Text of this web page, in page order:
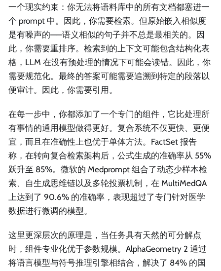
一个现实约束：你无法将语料库中的所有文档都塞进一
个 prompt 中。因此，你需要检索。但原始嵌入相似度
是有噪声的——语义相似的句子并不总是最相关的。因
此，你需要重排序。检索到的上下文可能包含结构化表
格，LLM 在没有预处理的情况下可能会读错。因此，你
需要规范化。最终的答案可能需要追溯到特定的段落以
便审计。因此，你需要引用。
在每一步中，你都添加了一个专门的组件，它比处理所
有事情的通用模型做得更好。复合系统不仅更快、更便
宜，而且在准确性上也优于单体方法。FactSet 报告
称，在转向复合检索架构后，公式生成的准确率从 55%
跃升至 85%。微软的 Medprompt 组合了动态少样本检
索、自生成思维链以及多轮投票机制，在 MultiMedQA
上达到了 90.6% 的准确率，表现超过了专门针对医学
数据进行微调的模型。
这里更深层次的原理是，当任务具有天然的可分解点
时，组件专业化优于参数规模。AlphaGeometry 2 通过
将语言模型与符号推理引擎相结合，解决了 84% 的国